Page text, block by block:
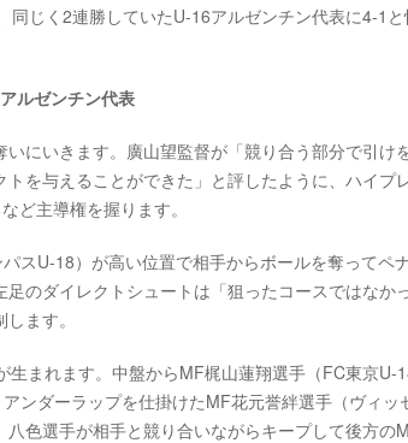
同じく2連勝していたU-16アルゼンチン代表に4-1
ルゼンチン代表
にいきます。廣山望監督が「競り合う部分で引け
を与えることができた」と評したように、ハイプ
ど主導権を握ります。
スU-18）が高い位置で相手からボールを奪ってペ
のダイレクトシュートは「狙ったコースではなか
ます。
まれます。中盤からMF梶山蓮翔選手（FC東京U-
ンダーラップを仕掛けたMF花元誉絆選手（ヴィッ
色選手が相手と競り合いながらキープして後方の